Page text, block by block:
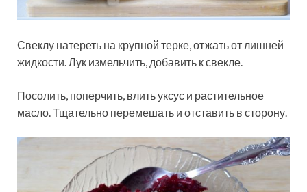
Свеклу натереть на крупной терке, отжать от лишней
жидкости. Лук измельчить, добавить к свекле.
Посолить, поперчить, влить уксус и растительное
масло. Тщательно перемешать и отставить в сторону.